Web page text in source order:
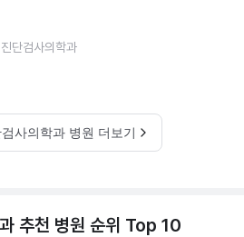
진단검사의학과
사의학과 병원 더보기
추천 병원 순위 Top 10